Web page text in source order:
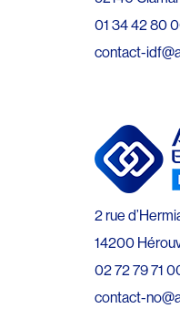
01 34 42 80
contact-
2 rue
14200
02 72 79 71
contact-